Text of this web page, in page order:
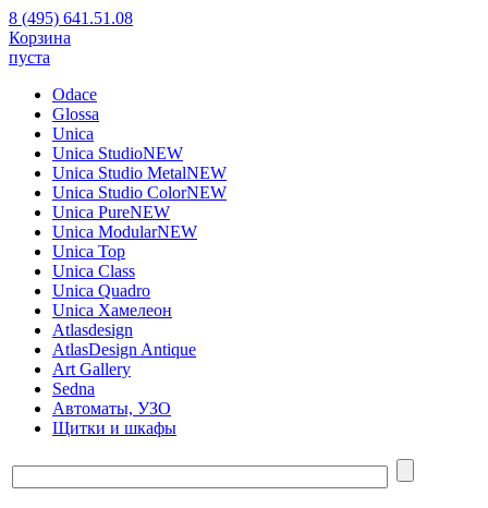
8 (495) 641.51.08
Корзина
пуста
Odace
Glossa
Unica
Unica StudioNEW
Unica Studio MetalNEW
Unica Studio ColorNEW
Unica PureNEW
Unica ModularNEW
Unica Top
Unica Class
Unica Quadro
Unica Хамелеон
Atlasdesign
AtlasDesign Antique
Art Gallery
Sedna
Автоматы, УЗО
Щитки и шкафы